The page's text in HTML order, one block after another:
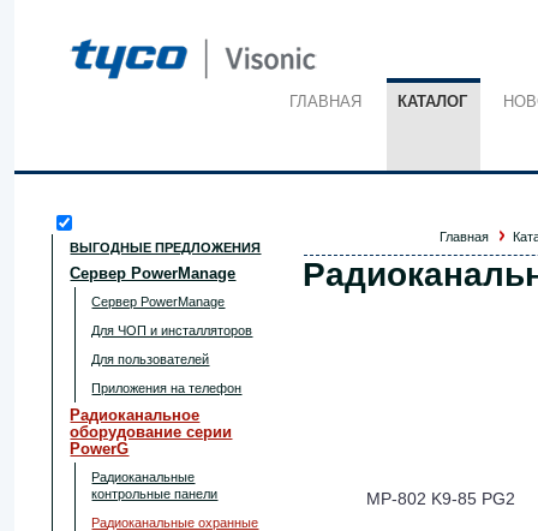
ГЛАВНАЯ КАТАЛОГ
ВЫГОДНЫЕ ПРЕДЛОЖЕНИЯ
Сервер PowerManage
Сервер PowerManage
Для ЧОП и инсталляторов
Для пользователей
Приложения на телефон
Радиоканальное
оборудование серии
PowerG
Радиоканальные
контрольные панели
Радиоканальные охранные
Главная
MP-802 K9-85 PG2